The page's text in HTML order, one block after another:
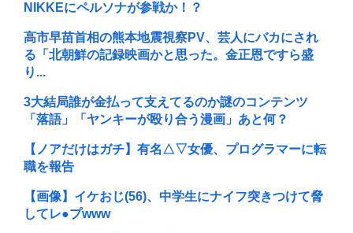
NIKKEにペルソナが参戦か！？
高市早苗首相の熊本地震視察PV、芸人にバカにされ
る「北朝鮮の記録映画かと思った。金正恩ですら盛
り...
3大結局誰が金払って支えてるのか謎のコンテンツ
「落語」「ヤンキーが殴り合う漫画」あと何？
【ノアだけはガチ】有名△▽女優、プログラマーに転
職を報告
【画像】イケおじ(56)、中学生にナイフ突きつけて脅
してレ●プwww